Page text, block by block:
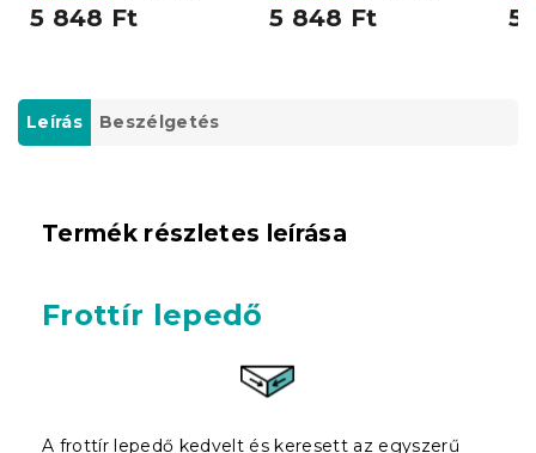
5 848 Ft 5 848 Ft 5
Leírás Beszélgetés
Termék részletes leírása
Frottír lepedő
A frottír lepedő kedvelt és keresett az egyszerű